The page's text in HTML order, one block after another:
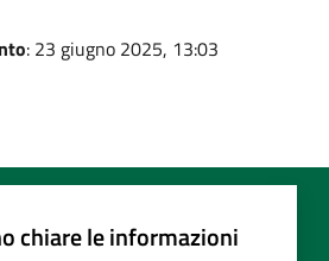
: 23 giugno 2025, 13:03
chiare le informazioni